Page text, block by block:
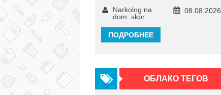
08.08.2026
Narkolog na
dom_skpr
ПОДРОБНЕЕ
ОБЛАКО ТЕГОВ